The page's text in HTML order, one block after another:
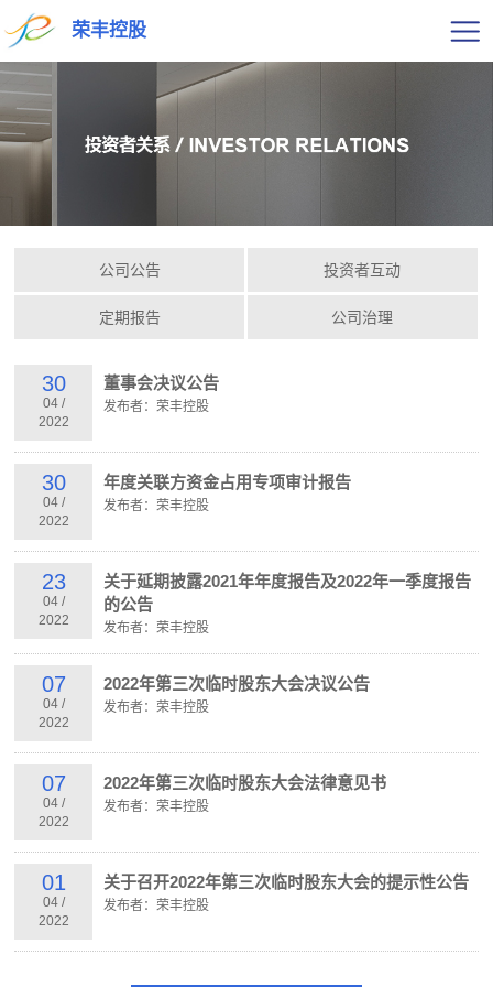
荣丰控股
公司公告 投资者互动
定期报告 公司治理
30
04 /
2022
董事会决议公告
发布者：荣丰控股
30
04 /
2022
年度关联方资金占用专项审计报告
发布者：荣丰控股
23
04 /
2022
关于延期披露2021年年度报告及2022年一季度报告
的公告
发布者：荣丰控股
07
04 /
2022
2022年第三次临时股东大会决议公告
发布者：荣丰控股
07
04 /
2022
2022年第三次临时股东大会法律意见书
发布者：荣丰控股
01
04 /
2022
关于召开2022年第三次临时股东大会的提示性公告
发布者：荣丰控股